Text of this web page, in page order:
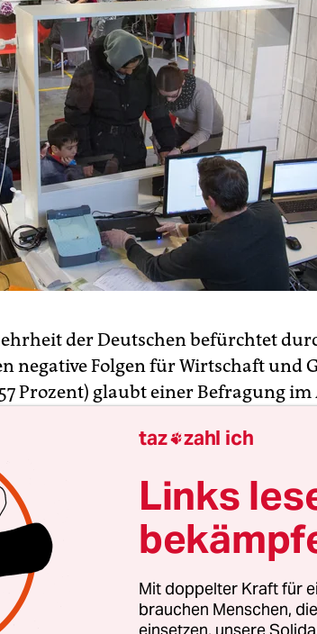
der Deutschen befürchtet
negative Folgen für Wirtschaft und
Prozent) glaubt einer Befragung im
durch die Flüchtlingszuwanderung
Ort zum Leben“ wird. Eine knappe
das „kulturelle Leben im
wird, wie die Zeitungen der Essener
berichten.
Befragten meinen dagegen, das
bereichert. Etwas positiver
taz zahl ich
Links
Mit doppelter Kraft für
brauchen Menschen,
einsetzen, unsere